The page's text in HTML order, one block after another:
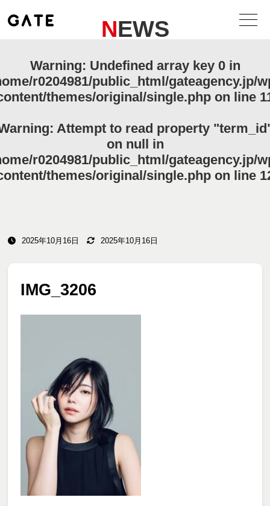
NEWS
Warning: Undefined array key 0 in
r0204981/public_html/gateagency.jp/
themes/original/single.php on line
: Attempt to read property
on null in
r0204981/public_html/gateagency.jp/
themes/original/single.phpon line
2025年10月16日 2025年10月16日
IMG_3206